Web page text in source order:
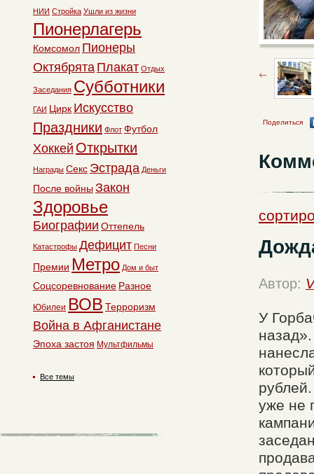
Поделиться
Автор:
У
уже не
НИИ Стройка Ушли из жизни
Пионерлагерь
Комсомол Пионеры
Октябрята Плакат Отдых
Заседания Субботники
ГАИ Цирк Искусство
Праздники Флот Футбол
Хоккей Открытки
Награды Секс Эстрада Деньги
После войны Закон
Здоровье
Биографии Оттепель
Катастрофы Дефицит Песни
Премии Метро Дом и быт
Соцсоревнование Разное
Юбилеи ВОВ Терроризм
Война в Афганистане
Эпоха застоя Мультфильмы
Все темы